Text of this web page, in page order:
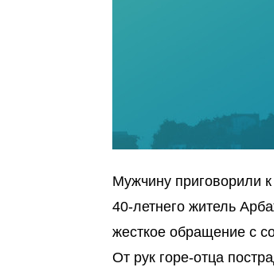
Мужчину приговорили
40-летнего житель
жесткое обращение с
От рук горе-отца